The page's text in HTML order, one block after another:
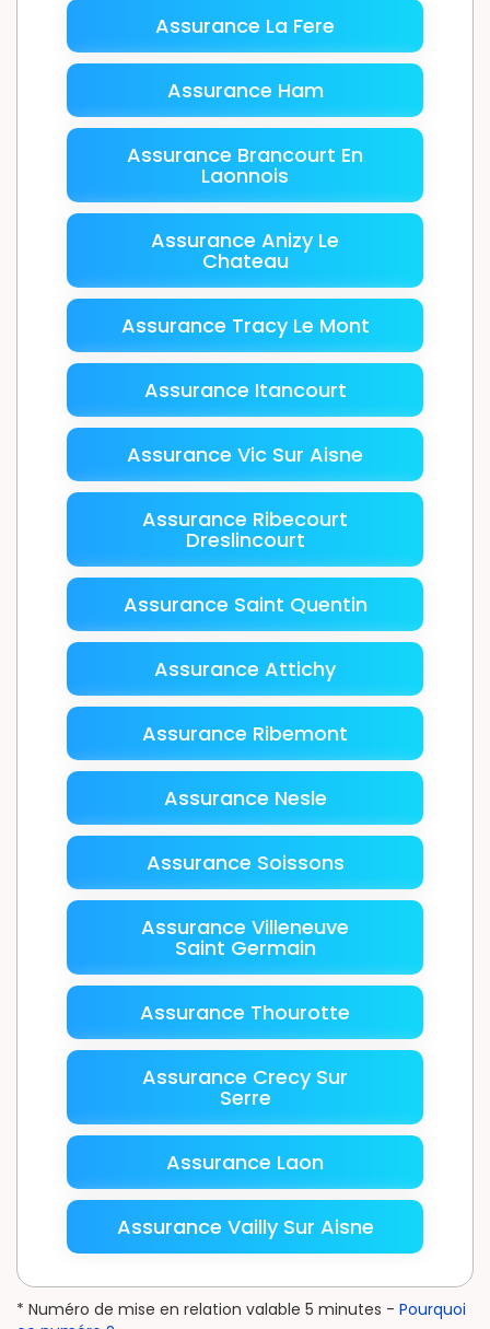
Assurance La Fere
Assurance Ham
Assurance Brancourt En
Laonnois
Assurance Anizy Le
Chateau
Assurance Tracy Le Mont
Assurance Itancourt
Assurance Vic Sur Aisne
Assurance Ribecourt
Dreslincourt
Assurance Saint Quentin
Assurance Attichy
Assurance Ribemont
Assurance Nesle
Assurance Soissons
Assurance Villeneuve
Saint Germain
Assurance Thourotte
Assurance Crecy Sur
Serre
Assurance Laon
Assurance Vailly Sur Aisne
* Numéro de mise en relation valable 5 minutes - Pourquoi